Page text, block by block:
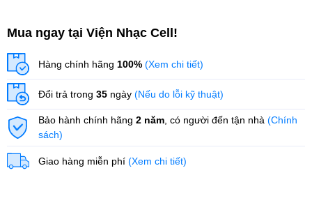
Mua ngay tại Viện Nhạc Cell!
Hàng chính hãng 100% (Xem chi tiết)
Đổi trả trong 35 ngày (Nếu do lỗi kỹ thuật)
Bảo hành chính hãng 2 năm , có người đến tận nhà (Chính
sách)
Giao hàng miễn phí (Xem chi tiết)